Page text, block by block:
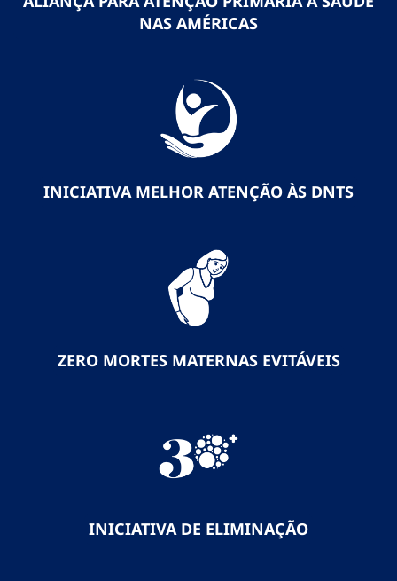
NAS AMÉRICAS
INICIATIVA MELHOR ATENÇÃO ÀS DNTS
ZERO MORTES MATERNAS EVITÁVEIS
INICIATIVA DE ELIMINAÇÃO